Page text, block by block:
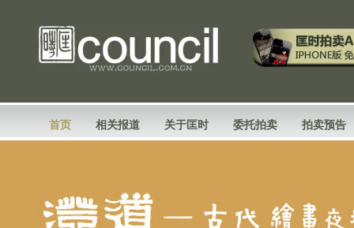
首页 相关报道 关于匡时 委托拍卖 拍卖预告